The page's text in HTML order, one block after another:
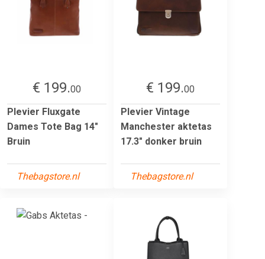
€ 199.00
Plevier Fluxgate
Dames Tote Bag 14"
Bruin
Thebagstore.nl
€ 199.00
Plevier Vintage
Manchester aktetas
17.3" donker bruin
Thebagstore.nl